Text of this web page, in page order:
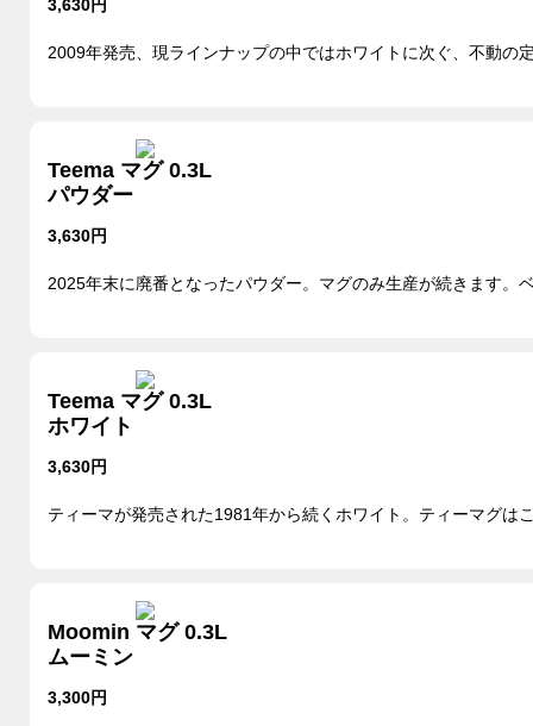
3,630円
2009年発売、現ラインナップの中ではホワイトに次ぐ、不動の
Teema マグ 0.3L
パウダー
3,630円
2025年末に廃番となったパウダー。マグのみ生産が続きます。
Teema マグ 0.3L
ホワイト
3,630円
ティーマが発売された1981年から続くホワイト。ティーマグは
Moomin マグ 0.3L
ムーミン
3,300円